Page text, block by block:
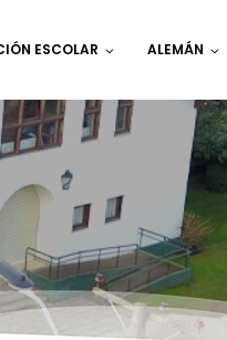
ESCOLAR ALEMÁN